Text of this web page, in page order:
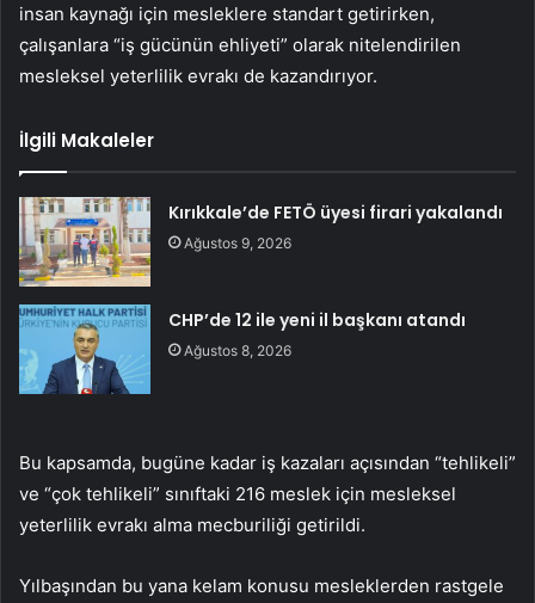
insan kaynağı için mesleklere standart getirirken,
çalışanlara “iş gücünün ehliyeti” olarak nitelendirilen
mesleksel yeterlilik evrakı de kazandırıyor.
İlgili Makaleler
Kırıkkale’de FETÖ üyesi firari yakalandı
Ağustos 9, 2026
CHP’de 12 ile yeni il başkanı atandı
Ağustos 8, 2026
Bu kapsamda, bugüne kadar iş kazaları açısından “tehlikeli”
ve “çok tehlikeli” sınıftaki 216 meslek için mesleksel
yeterlilik evrakı alma mecburiliği getirildi.
Yılbaşından bu yana kelam konusu mesleklerden rastgele